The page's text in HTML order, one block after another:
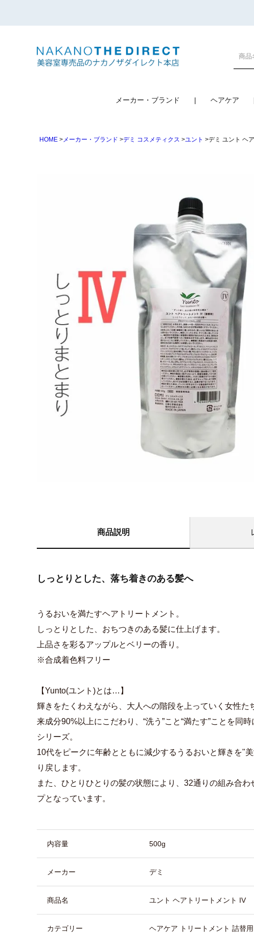
メーカー・ブランド ヘアケア
HOME メーカー・ブランド デミ コスメティクス ユント デミ ユント ヘ
商品説明
しっとりとした、落ち着きのある髪へ
うるおいを満たすヘアトリートメント。
しっとりとした、おちつきのある髪に仕上げます。
上品さを彩るアップルとベリーの香り。
※合成着色料フリー
【Yunto(ユント)とは…】
輝きをたくわえながら、大人への階段を上っていく女性た
来成分90%以上にこだわり、“洗う”こと“満たす”ことを同
シリーズ。
10代をピークに年齢とともに減少するうるおいと輝きを"
り戻します。
また、ひとりひとりの髪の状態により、32通りの組み合わ
プとなっています。
内容量 500g
メーカー デミ
商品名 ユント ヘアトリートメント IV
カテゴリー ヘアケア トリートメント 詰替用